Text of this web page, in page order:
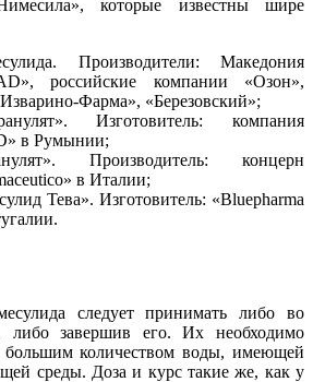
которые известны шире
Производители: Македония
российские компании «Озон»,
Фарма», «Березовский»;
Изготовитель: компания
в Румынии;
Производитель: концерн
в Италии;
Тева». Изготовитель: «Bluepharma
следует принимать либо во
завершив его. Их необходимо
большим количеством воды, имеющей
среды. Доза и курс такие же, как у